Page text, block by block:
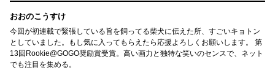
おおのこうすけ
今回が初連載で緊張している旨を飼ってる柴犬に伝えた所、すごいキョトン
としていました。もし気に入ってもらえたら応援よろしくお願いします。 第
13回Rookie@GOGO奨励賞受賞。高い画力と独特な笑いのセンスで、ネット
でも注目を集める。